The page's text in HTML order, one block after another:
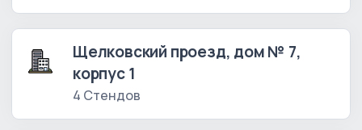
Щелковский проезд, дом № 7,
корпус 1
4 Стендов